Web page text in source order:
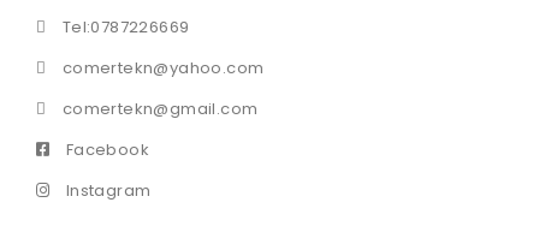
Tel:0787226669
comertekn@yahoo.com
comertekn@gmail.com
Facebook
Instagram